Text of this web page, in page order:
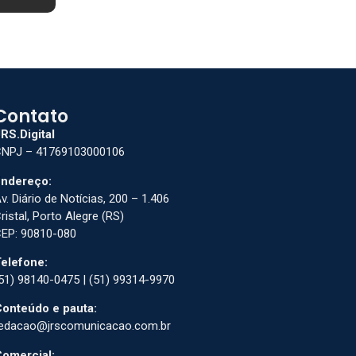
– 41769103000106
Diário de Notícias, 200 – 1.406
Porto Alegre (RS)
90810-080
98140-0475 | (51) 99314-9970
e pauta: